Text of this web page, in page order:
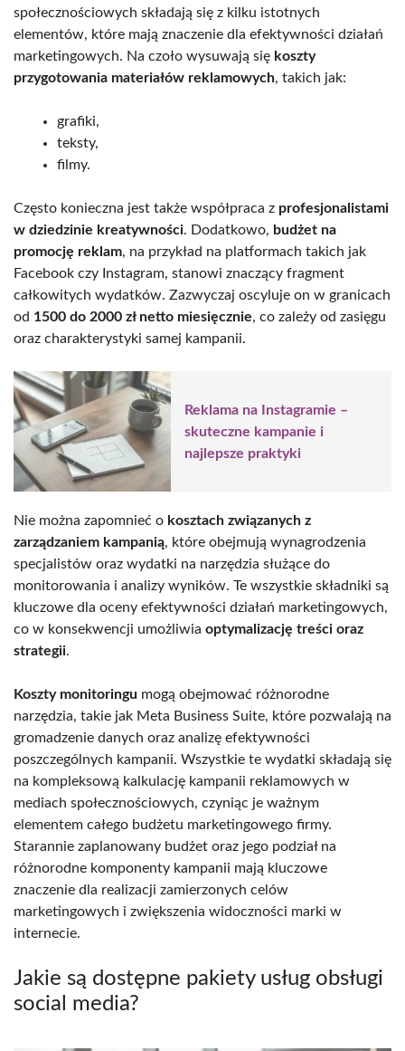
społecznościowych składają się z kilku istotnych
elementów, które mają znaczenie dla efektywności działań
marketingowych. Na czoło wysuwają się koszty
przygotowania materiałów reklamowych, takich jak:
grafiki,
teksty,
filmy.
Często konieczna jest także współpraca z profesjonalistami
w dziedzinie kreatywności. Dodatkowo, budżet na
promocję reklam, na przykład na platformach takich jak
Facebook czy Instagram, stanowi znaczący fragment
całkowitych wydatków. Zazwyczaj oscyluje on w granicach
od 1500 do 2000 zł netto miesięcznie, co zależy od zasięgu
oraz charakterystyki samej kampanii.
Reklama na Instagramie –
skuteczne kampanie i
najlepsze praktyki
Nie można zapomnieć o kosztach związanych z
zarządzaniem kampanią, które obejmują wynagrodzenia
specjalistów oraz wydatki na narzędzia służące do
monitorowania i analizy wyników. Te wszystkie składniki są
kluczowe dla oceny efektywności działań marketingowych,
co w konsekwencji umożliwia optymalizację treści oraz
strategii.
Koszty monitoringu mogą obejmować różnorodne
narzędzia, takie jak Meta Business Suite, które pozwalają na
gromadzenie danych oraz analizę efektywności
poszczególnych kampanii. Wszystkie te wydatki składają się
na kompleksową kalkulację kampanii reklamowych w
mediach społecznościowych, czyniąc je ważnym
elementem całego budżetu marketingowego firmy.
Starannie zaplanowany budżet oraz jego podział na
różnorodne komponenty kampanii mają kluczowe
znaczenie dla realizacji zamierzonych celów
marketingowych i zwiększenia widoczności marki w
internecie.
Jakie są dostępne pakiety usług obsługi
social media?